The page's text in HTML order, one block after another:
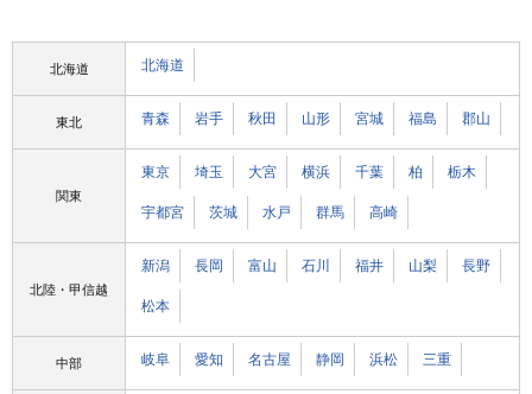
北海道 北海道
東北 青森 岩手 秋田 山形 宮城 福島 郡山
関東
東京 埼玉 大宮 横浜 千葉 柏 栃木
宇都宮 茨城 水戸 群馬 高崎
北陸・甲信越
新潟 長岡 富山 石川 福井 山梨 長野
松本
中部 岐阜 愛知 名古屋 静岡 浜松 三重